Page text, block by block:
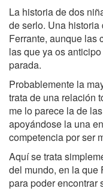
La historia de dos
de serlo. Una
Ferrante, aunque las
las que ya os
parada.
Probablemente la
trata de una relación
me lo parece la de
apoyándose la una
competencia por ser
Aquí se trata
del mundo, en la que
para poder encontrar